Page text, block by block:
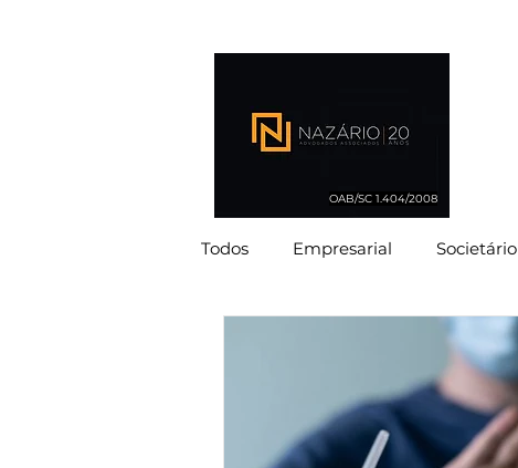
OAB/SC 1.404/2008
Todos Empresarial Societário
Ambiental